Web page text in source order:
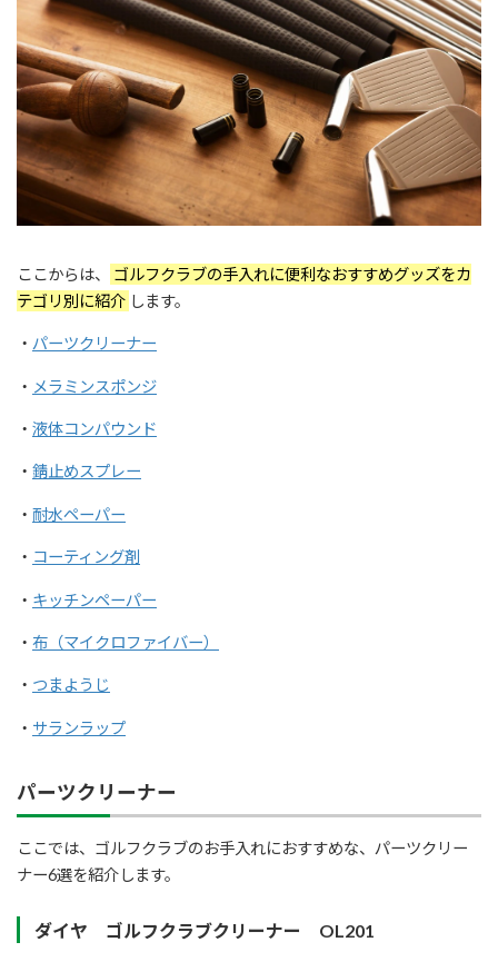
ここからは、
ゴルフクラブの手入れに便利なおすすめグッズをカ
テゴリ別に紹介 します。
・ パーツクリーナー
・ メラミンスポンジ
・ 液体コンパウンド
・ 錆止めスプレー
・ 耐水ペーパー
・ コーティング剤
・ キッチンペーパー
・ 布（マイクロファイバー）
・ つまようじ
・ サランラップ
パーツクリーナー
ここでは、ゴルフクラブのお手入れにおすすめな、パーツクリー
ナー6選を紹介します。
ダイヤ ゴルフクラブクリーナー OL201